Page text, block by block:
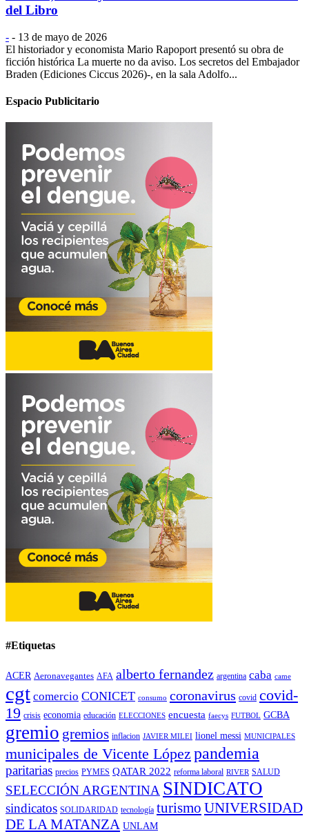
del Libro
- - 13 de mayo de 2026
El historiador y economista Mario Rapoport presentó su obra de
ficción histórica La muerte no da aviso. Los secretos del Embajador
Braden (Ediciones Ciccus 2026)-, en la sala Adolfo...
Espacio Publicitario
#Etiquetas
ACER Aeronavegantes AFA alberto fernandez argentina caba came
cgt comercio CONICET consumo coronavirus covid covid-
19 crisis economia educación ELECCIONES encuesta faecys FUTBOL GCBA
gremio gremios inflacion JAVIER MILEI lionel messi MUNICIPALES
municipales de Vicente López pandemia
paritarias precios PYMES QATAR 2022 reforma laboral RIVER SALUD
SELECCIÓN ARGENTINA SINDICATO
sindicatos SOLIDARIDAD tecnología turismo UNIVERSIDAD
DE LA MATANZA UNLAM